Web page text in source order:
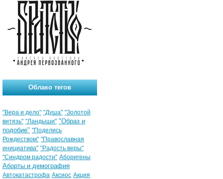
Облако тегов
"Вера и дело" "Душа" "Золотой
витязь" "Ландыши" "Образ и
подобие" "Поделись
Рождеством" "Православная
инициатива" "Радость веры"
"Синдром радости" Аборигены
Аборты и демография
Автокатастрофа Аксиос Акция